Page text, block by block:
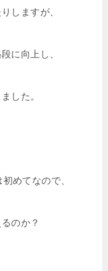
しますが、
に向上し、
した。
めてなので、
のか？